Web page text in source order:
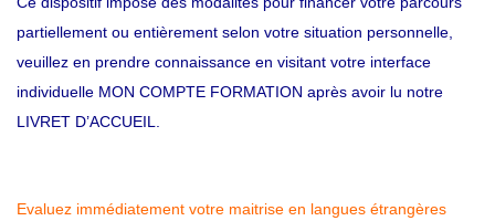
partiellement ou entièrement selon votre situation personnelle,
veuillez en prendre connaissance en visitant votre interface
individuelle MON COMPTE FORMATION après avoir lu notre
LIVRET D’ACCUEIL.
Evaluez immédiatement votre maitrise en langues étrangères